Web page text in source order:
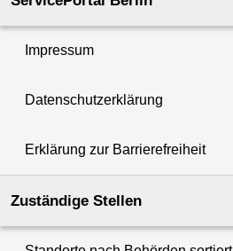
Impressum
Datenschutzerklärung
Erklärung zur Barrierefreiheit
Zuständige Stellen